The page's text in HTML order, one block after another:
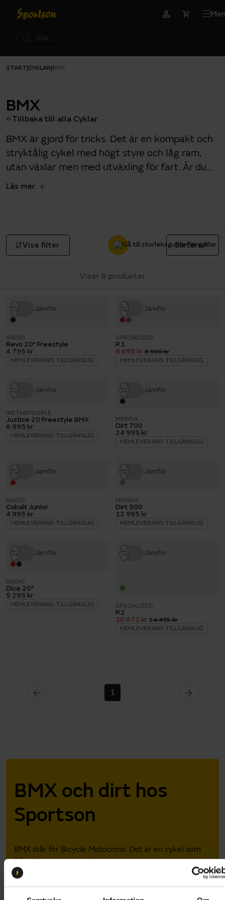
START CYKLAR BMX
BMX
Tillbaka till alla Cyklar
BMX är gjord för tricks. Det är en kompakt och
stryktålig cykel med högt styre och låg ram,
utan växlar men med utväxling för fart. Är du
ute efter pegs kan vi beställa det om det inte
Läs mer
Visa filter Sortera
Visar 8 produkter
Jämför
RADIO
Revo 20" Freestyle
4 795 kr
HEMLEVERANS TILLGÄNGLIG
Jämför
SPECIALIZED
P.1
6 695 kr 8 990 kr
HEMLEVERANS TILLGÄNGLIG
Jämför
WETHEPEOPLE
Justice 20 Freestyle BMX
6 995 kr
HEMLEVERANS TILLGÄNGLIG
Jämför
MERIDA
Dirt 700
24 995 kr
HEMLEVERANS TILLGÄNGLIG
Jämför
RADIO
Cobalt Junior
4 995 kr
HEMLEVERANS TILLGÄNGLIG
Jämför
MERIDA
Dirt 500
12 995 kr
HEMLEVERANS TILLGÄNGLIG
Jämför
RADIO
Dice 20"
5 295 kr
HEMLEVERANS TILLGÄNGLIG
Jämför
SPECIALIZED
P.2
10 871 kr 14 495 kr
HEMLEVERANS TILLGÄNGLIG
1
BMX och dirt hos
Sportson
BMX står för Bicycle Motocross. Det är en cykel som
från början inspirerades av motocross, men som sedan
dess har utvecklats en hel del. BMX som tävlingscykel
är anpassad för cykling på preparerade crossbanor
som består av hopp, gupp och velodromkurvor. Det